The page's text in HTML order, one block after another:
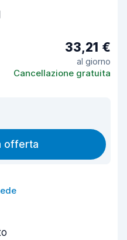
33,21 €
al giorno
Cancellazione gratuita
offerta